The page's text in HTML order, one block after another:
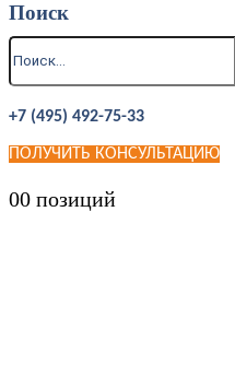
Поиск
+7 (495) 492-75-33
ПОЛУЧИТЬ КОНСУЛЬТАЦИЮ
00 позиций